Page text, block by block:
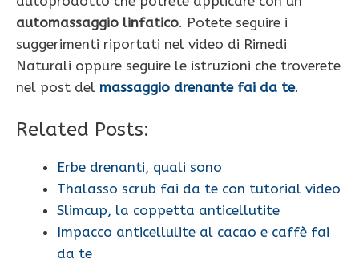
automassaggio linfatico. Potete seguire i
suggerimenti riportati nel video di Rimedi
Naturali oppure seguire le istruzioni che troverete
nel post del massaggio drenante fai da te.
Related Posts:
Erbe drenanti, quali sono
Thalasso scrub fai da te con tutorial video
Slimcup, la coppetta anticellutite
Impacco anticellulite al cacao e caffè fai
da te